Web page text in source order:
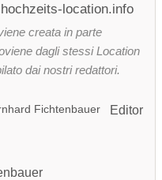
location.info
creata in parte
dagli stessi Location
dai nostri redattori.
Editor